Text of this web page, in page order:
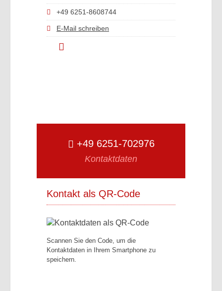
+49 6251-8608744
E-Mail schreiben
+49 6251-702976
Kontaktdaten
Kontakt als QR-Code
Scannen Sie den Code, um die
Kontaktdaten in Ihrem Smartphone zu
speichern.